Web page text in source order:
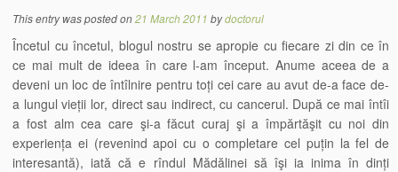
This entry was posted on21 March 2011 bydoctorul
Încetul cu încetul, blogul nostru se apropie cu fiecare zi din ce în
ce mai mult de ideea în care l-am început. Anume aceea de a
deveni un loc de întîlnire pentru toți cei care au avut de-a face de-
a lungul vieții lor, direct sau indirect, cu cancerul. După ce mai întîi
a fost alm cea care şi-a făcut curaj şi a împărtăşit cu noi din
experiența ei (revenind apoi cu o completare cel puțin la fel de
interesantă), iată că e rîndul Mădălinei să îşi ia inima în dinți